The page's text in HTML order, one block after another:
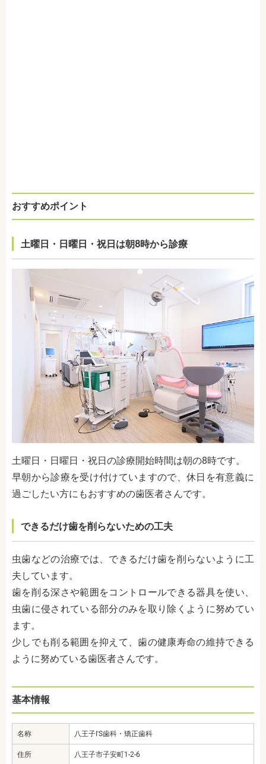
おすすめポイント
土曜日・日曜日・祝日は朝8時から診療
土曜日・日曜日・祝日の診療開始時間は朝の8時です。
早朝から診療を受け付けていますので、休日を有意義に
過ごしたい方にもおすすめの歯医者さんです。
できるだけ歯を削らないための工夫
虫歯などの治療では、できるだけ歯を削らないように工
夫しています。
歯を削る深さや範囲をコントロールできる器具を使い、
虫歯に侵されている部分のみを取り除くように努めてい
ます。
少しでも削る範囲を抑えて、歯の健康寿命の維持できる
ように努めている歯医者さんです。
基本情報
名称 八王子I'S歯科・矯正歯科
住所 八王子市子安町1-2-6